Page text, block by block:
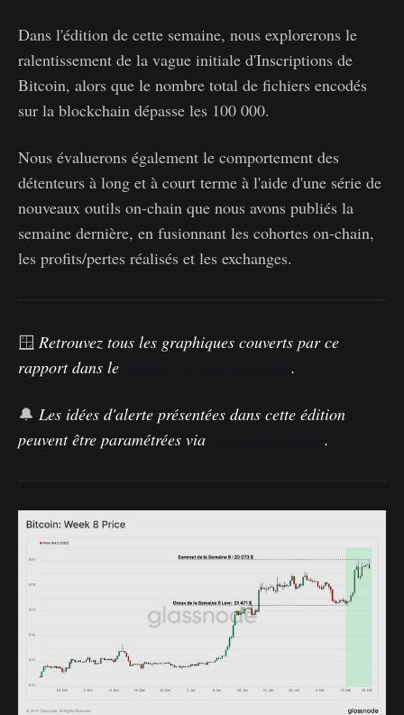
Dans l'édition de cette semaine, nous explorerons le
ralentissement de la vague initiale d'Inscriptions de
Bitcoin, alors que le nombre total de fichiers encodés
sur la blockchain dépasse les 100 000.
Nous évaluerons également le comportement des
détenteurs à long et à court terme à l'aide d'une série de
nouveaux outils on-chain que nous avons publiés la
semaine dernière, en fusionnant les cohortes on-chain,
les profits/pertes réalisés et les exchanges.
🪟 Retrouvez tous les graphiques couverts par ce
rapport dans le
.
🔔 Les idées d'alerte présentées dans cette édition
peuvent être paramétrées via .